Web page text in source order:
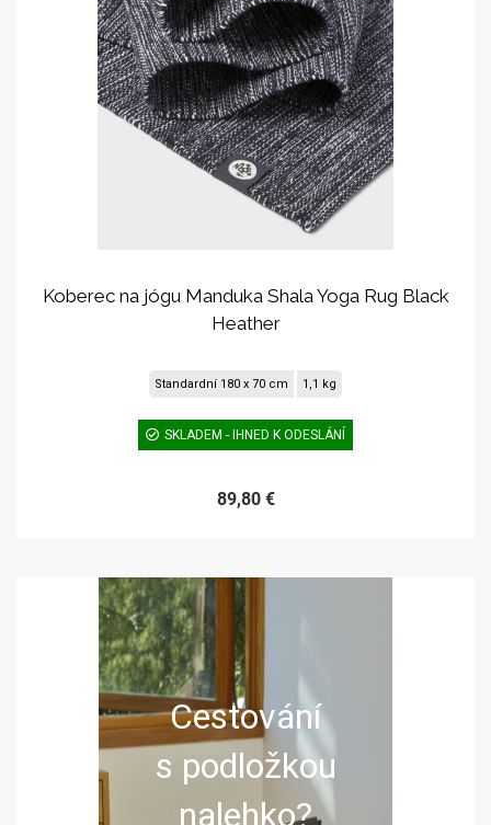
Koberec na jógu Manduka Shala Yoga Rug Black
Heather
Standardní 180 x 70 cm 1,1 kg
SKLADEM - IHNED K ODESLÁNÍ
89,80 €
Cestování
s podložkou
nalehko?